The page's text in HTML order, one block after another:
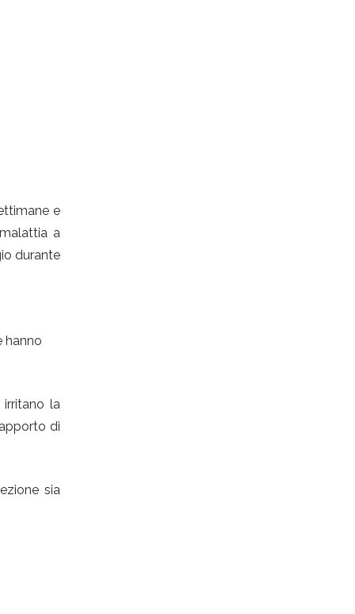
e
a
durante
hanno
la
di
sia